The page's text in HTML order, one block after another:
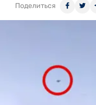
Поделиться